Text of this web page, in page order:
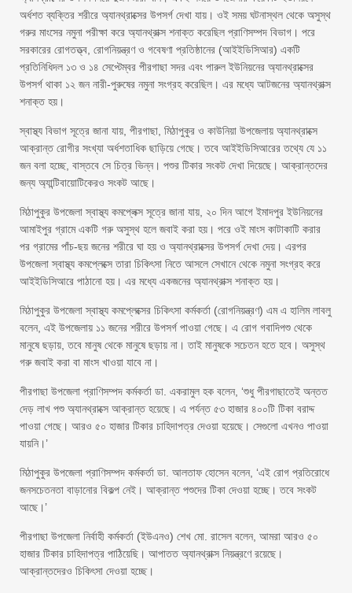
অর্ধশত ব্যক্তির শরীরে অ্যানথ্রাক্সের উপসর্গ দেখা যায়। ওই সময় ঘটনাস্থল থেকে অসুস্থ
গরুর মাংসের নমুনা পরীক্ষা করে অ্যানথ্রাক্স শনাক্ত করেছিল প্রাণিসম্পদ বিভাগ। পরে
সরকারের রোগতত্ত্ব, রোগনিয়ন্ত্রণ ও গবেষণা প্রতিষ্ঠানের (আইইডিসিআর) একটি
প্রতিনিধিদল ১৩ ও ১৪ সেপ্টেম্বর পীরগাছা সদর এবং পারুল ইউনিয়নের অ্যানথ্রাক্সের
উপসর্গ থাকা ১২ জন নারী-পুরুষের নমুনা সংগ্রহ করেছিল। এর মধ্যে আটজনের অ্যানথ্রাক্স
শনাক্ত হয়।
স্বাস্থ্য বিভাগ সূত্রে জানা যায়, পীরগাছা, মিঠাপুকুর ও কাউনিয়া উপজেলায় অ্যানথ্রাক্সে
আক্রান্ত রোগীর সংখ্যা অর্ধশতাধিক ছাড়িয়ে গেছে। তবে আইইডিসিআরের তথ্যে যে ১১
জন বলা হচ্ছে, বাস্তবে সে চিত্র ভিন্ন। পশুর টিকার সংকট দেখা দিয়েছে। আক্রান্তদের
জন্য অ্যান্টিবায়োটিকেরও সংকট আছে।
মিঠাপুকুর উপজেলা স্বাস্থ্য কমপ্লেক্স সূত্রে জানা যায়, ২০ দিন আগে ইমাদপুর ইউনিয়নের
আমাইপুর গ্রামে একটি গরু অসুস্থ হলে জবাই করা হয়। পরে ওই মাংস কাটাকাটি করার
পর গ্রামের পাঁচ-ছয় জনের শরীরে ঘা হয় ও অ্যানথ্রাক্সের উপসর্গ দেখা দেয়। এরপর
উপজেলা স্বাস্থ্য কমপ্লেক্সে তারা চিকিৎসা নিতে আসলে সেখানে থেকে নমুনা সংগ্রহ করে
আইইডিসিআরে পাঠানো হয়। এর মধ্যে একজনের অ্যানথ্রাক্স শনাক্ত হয়।
মিঠাপুকুর উপজেলা স্বাস্থ্য কমপ্লেক্সের চিকিৎসা কর্মকর্তা (রোগনিয়ন্ত্রণ) এম এ হালিম লাবলু
বলেন, এই উপজেলায় ১১ জনের শরীরে উপসর্গ পাওয়া গেছে। এ রোগ গবাদিপশু থেকে
মানুষে ছড়ায়, তবে মানুষ থেকে মানুষে ছড়ায় না। তাই মানুষকে সচেতন হতে হবে। অসুস্থ
গরু জবাই করা বা মাংস খাওয়া যাবে না।
পীরগাছা উপজেলা প্রাণিসম্পদ কর্মকর্তা ডা. একরামুল হক বলেন, ‘শুধু পীরগাছাতেই অন্তত
দেড় লাখ পশু অ্যানথ্রাক্সে আক্রান্ত হয়েছে। এ পর্যন্ত ৫৩ হাজার ৪০০টি টিকা বরাদ্দ
পাওয়া গেছে। আরও ৫০ হাজার টিকার চাহিদাপত্র দেওয়া হয়েছে। সেগুলো এখনও পাওয়া
যায়নি।’
মিঠাপুকুর উপজেলা প্রাণিসম্পদ কর্মকর্তা ডা. আলতাফ হোসেন বলেন, ‘এই রোগ প্রতিরোধে
জনসচেতনতা বাড়ানোর বিকল্প নেই। আক্রান্ত পশুদের টিকা দেওয়া হচ্ছে। তবে সংকট
আছে।’
পীরগাছা উপজেলা নির্বাহী কর্মকর্তা (ইউএনও) শেখ মো. রাসেল বলেন, আমরা আরও ৫০
হাজার টিকার চাহিদাপত্র পাঠিয়েছি। আপাতত অ্যানথ্রাক্স নিয়ন্ত্রণে রয়েছে।
আক্রান্তদেরও চিকিৎসা দেওয়া হচ্ছে।